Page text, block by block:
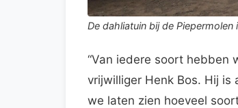
De dahliatuin bij de Piepermolen
“Van iedere soort hebben
vrijwilliger Henk Bos. Hij is
we laten zien hoeveel